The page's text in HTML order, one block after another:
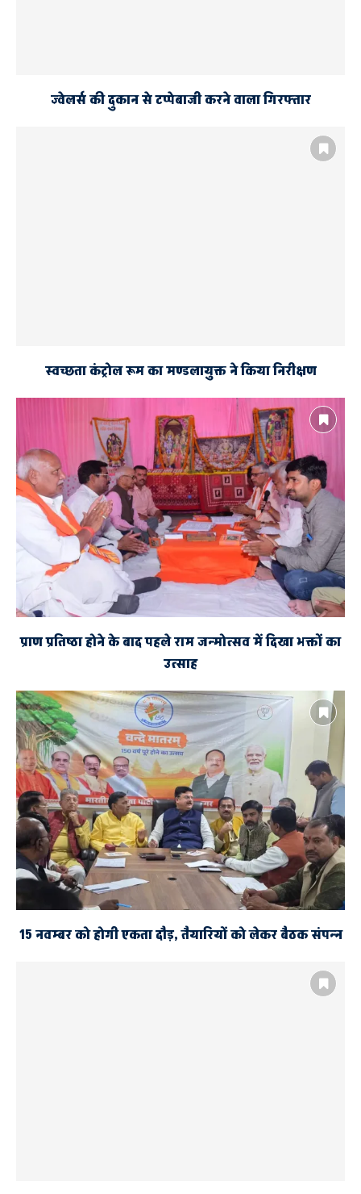
ज्वेलर्स की दुकान से टप्पेबाजी करने वाला गिरफ्तार
स्वच्छता कंट्रोल रूम का मण्डलायुक्त ने किया निरीक्षण
प्राण प्रतिष्ठा होने के बाद पहले राम जन्मोत्सव में दिखा भक्तों का
उत्साह
15 नवम्बर को होगी एकता दौड़, तैयारियों को लेकर बैठक संपन्न